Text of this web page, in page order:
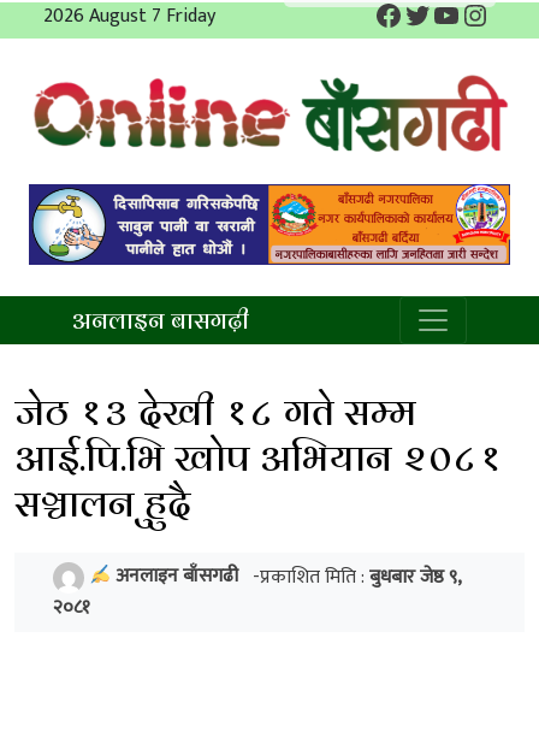
to
2026 August 7 Friday Facebook
Twitter
YouTube
अनलाइन बासगढ़ी
जेठ १३ देखी १८ गते सम्म
आई.पि.भि खोप अभियान २०८१
सञ्चालन हुुदै
अनलाइन बाँसगढी -प्रकाशित मिति :बुधबार जेष्ठ ९,
२०८१